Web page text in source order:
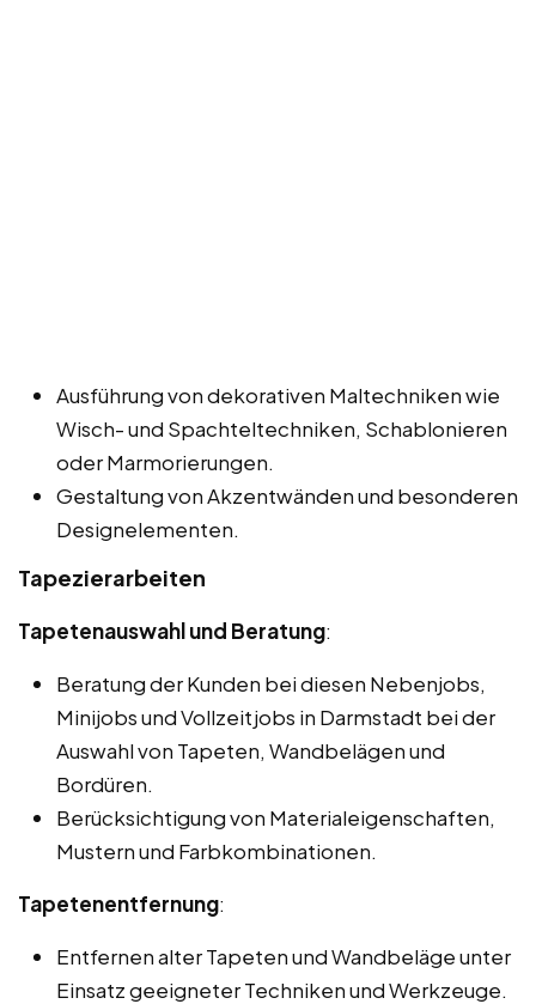
Ausführung von dekorativen Maltechniken wie
Wisch- und Spachteltechniken, Schablonieren
oder Marmorierungen.
Gestaltung von Akzentwänden und besonderen
Designelementen.
Tapezierarbeiten
Tapetenauswahl und Beratung:
Beratung der Kunden bei diesen Nebenjobs,
Minijobs und Vollzeitjobs in Darmstadt bei der
Auswahl von Tapeten, Wandbelägen und
Bordüren.
Berücksichtigung von Materialeigenschaften,
Mustern und Farbkombinationen.
Tapetenentfernung:
Entfernen alter Tapeten und Wandbeläge unter
Einsatz geeigneter Techniken und Werkzeuge.